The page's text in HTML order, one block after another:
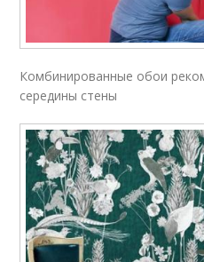
Комбинированные обои
середины стены